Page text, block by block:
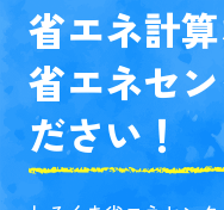
省エネ計
省エネセ
ださい！